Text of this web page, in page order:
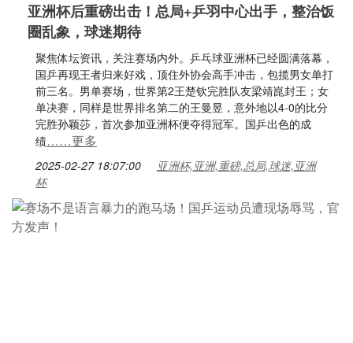
亚洲杯后重磅出击！总局+乒羽中心出手，整治饭
圈乱象，球迷期待
聚焦体坛资讯，关注赛场内外。乒乓球亚洲杯已经圆满落幕，
国乒再现王者归来好戏，顶住外协会高手冲击，包揽男女单打
前三名。男单赛场，世界第2王楚钦完胜队友梁靖崑封王；女
单决赛，同样是世界排名第二的王曼昱，意外地以4-0的比分
完胜孙颖莎，首次参加亚洲杯便夺得冠军。国乒出色的成
绩……更多
2025-02-27 18:07:00
亚洲杯,亚洲,重磅,总局,球迷,亚洲
杯